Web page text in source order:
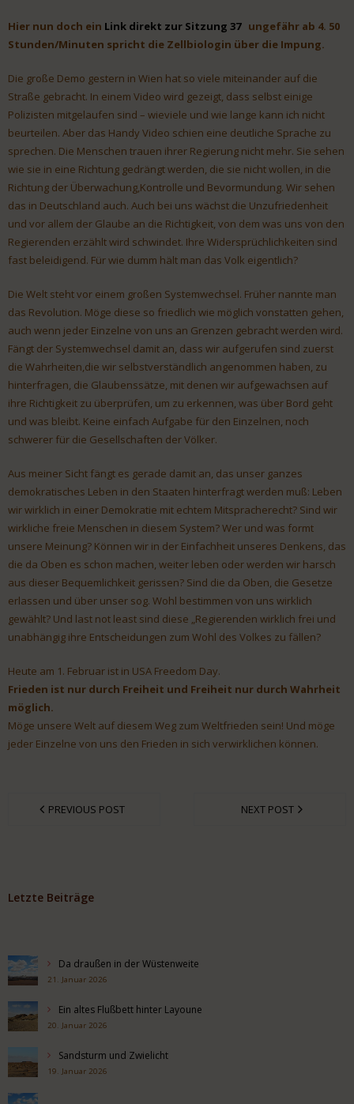
Hier nun doch ein Link direkt zur Sitzung 37ungefähr ab 4. 50
Stunden/Minuten spricht die Zellbiologin über die Impung.
Die große Demo gestern in Wien hat so viele miteinander auf die
Straße gebracht. In einem Video wird gezeigt, dass selbst einige
Polizisten mitgelaufen sind – wieviele und wie lange kann ich nicht
beurteilen. Aber das Handy Video schien eine deutliche Sprache zu
sprechen. Die Menschen trauen ihrer Regierung nicht mehr. Sie sehen
wie sie in eine Richtung gedrängt werden, die sie nicht wollen, in die
Richtung der Überwachung,Kontrolle und Bevormundung. Wir sehen
das in Deutschland auch. Auch bei uns wächst die Unzufriedenheit
und vor allem der Glaube an die Richtigkeit, von dem was uns von den
Regierenden erzählt wird schwindet. Ihre Widersprüchlichkeiten sind
fast beleidigend. Für wie dumm hält man das Volk eigentlich?
Die Welt steht vor einem großen Systemwechsel. Früher nannte man
das Revolution. Möge diese so friedlich wie möglich vonstatten gehen,
auch wenn jeder Einzelne von uns an Grenzen gebracht werden wird.
Fängt der Systemwechsel damit an, dass wir aufgerufen sind zuerst
die Wahrheiten,die wir selbstverständlich angenommen haben, zu
hinterfragen, die Glaubenssätze, mit denen wir aufgewachsen auf
ihre Richtigkeit zu überprüfen, um zu erkennen, was über Bord geht
und was bleibt. Keine einfach Aufgabe für den Einzelnen, noch
schwerer für die Gesellschaften der Völker.
Aus meiner Sicht fängt es gerade damit an, das unser ganzes
demokratisches Leben in den Staaten hinterfragt werden muß: Leben
wir wirklich in einer Demokratie mit echtem Mitspracherecht? Sind wir
wirkliche freie Menschen in diesem System? Wer und was formt
unsere Meinung? Können wir in der Einfachheit unseres Denkens, das
die da Oben es schon machen, weiter leben oder werden wir harsch
aus dieser Bequemlichkeit gerissen? Sind die da Oben, die Gesetze
erlassen und über unser sog. Wohl bestimmen von uns wirklich
gewählt? Und last not least sind diese „Regierenden wirklich frei und
unabhängig ihre Entscheidungen zum Wohl des Volkes zu fällen?
Heute am 1. Februar ist in USA Freedom Day.
Frieden ist nur durch Freiheit und Freiheit nur durch Wahrheit
möglich.
Möge unsere Welt auf diesem Weg zum Weltfrieden sein! Und möge
jeder Einzelne von uns den Frieden in sich verwirklichen können.
PREVIOUS POST NEXT POST
Letzte Beiträge
Da draußen in der Wüstenweite
21. Januar 2026
Ein altes Flußbett hinter Layoune
20. Januar 2026
Sandsturm und Zwielicht
19. Januar 2026